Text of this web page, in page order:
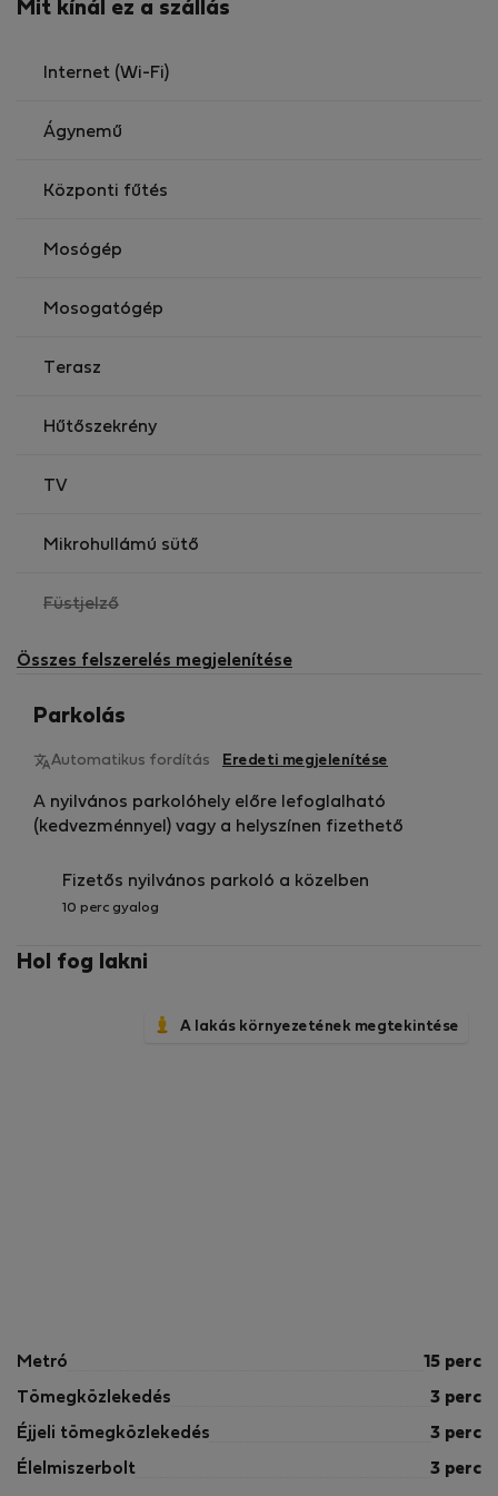
Mit kínál ez a szállás
Internet (Wi-Fi)
Ágynemű
Központi fűtés
Mosógép
Mosogatógép
Terasz
Hűtőszekrény
TV
Mikrohullámú sütő
Füstjelző,
elérhető
Összes felszerelés megjelenítése
Parkolás
Automatikus fordítás Eredeti megjelenítése
A nyilvános parkolóhely előre lefoglalható
(kedvezménnyel) vagy a helyszínen fizethető
Fizetős nyilvános parkoló a közelben
10 perc gyalog
Hol fog lakni
A lakás környezetének megtekintése
Metró 15 perc
Tömegközlekedés 3 perc
Éjjeli tömegközlekedés 3 perc
Élelmiszerbolt 3 perc